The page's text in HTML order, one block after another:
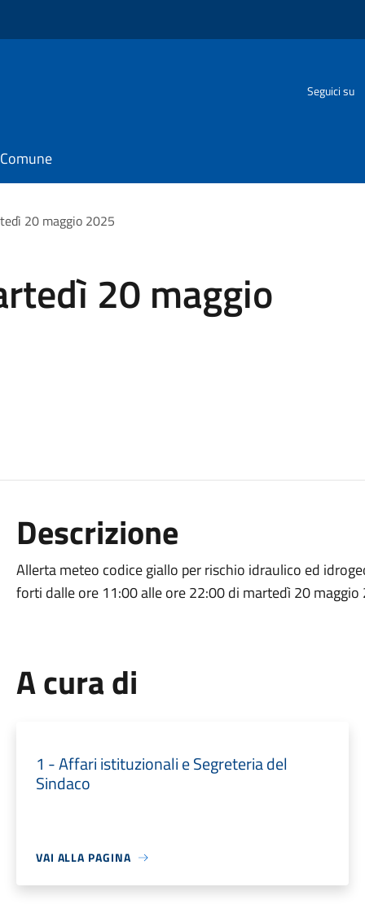
Seguici su
20 maggio 2025
20 maggio
Descrizione
Allerta meteo codice giallo per rischio idraulico ed
forti dalle ore 11:00 alle ore 22:00 di martedì 20 maggio
A cura di
1 - Affari istituzionali e Segreteria del
Sindaco
VAI ALLA PAGINA